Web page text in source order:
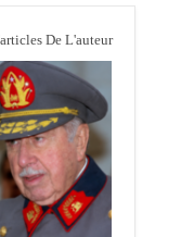
De L'auteur